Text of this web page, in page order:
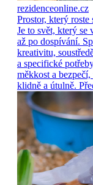
rezidenceonline.cz
Prostor, který roste
Je to svět, který
až po dospívání.
kreativitu,
a specifické
měkkost a
klidně a útulně.